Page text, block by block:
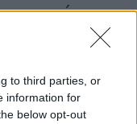
to third parties, or
information for
below opt-out
για
των